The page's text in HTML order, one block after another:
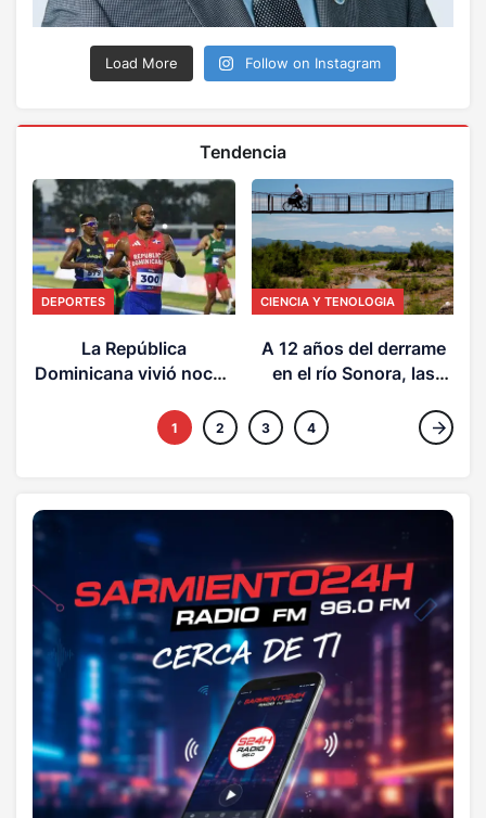
Load More Follow on Instagram
Tendencia
DEPORTES
La República
Dominicana vivió noche
CIENCIA Y TENOLOGIA
A 12 años del derrame
en el río Sonora, las
sin confiar en el agua
1 2 3 4